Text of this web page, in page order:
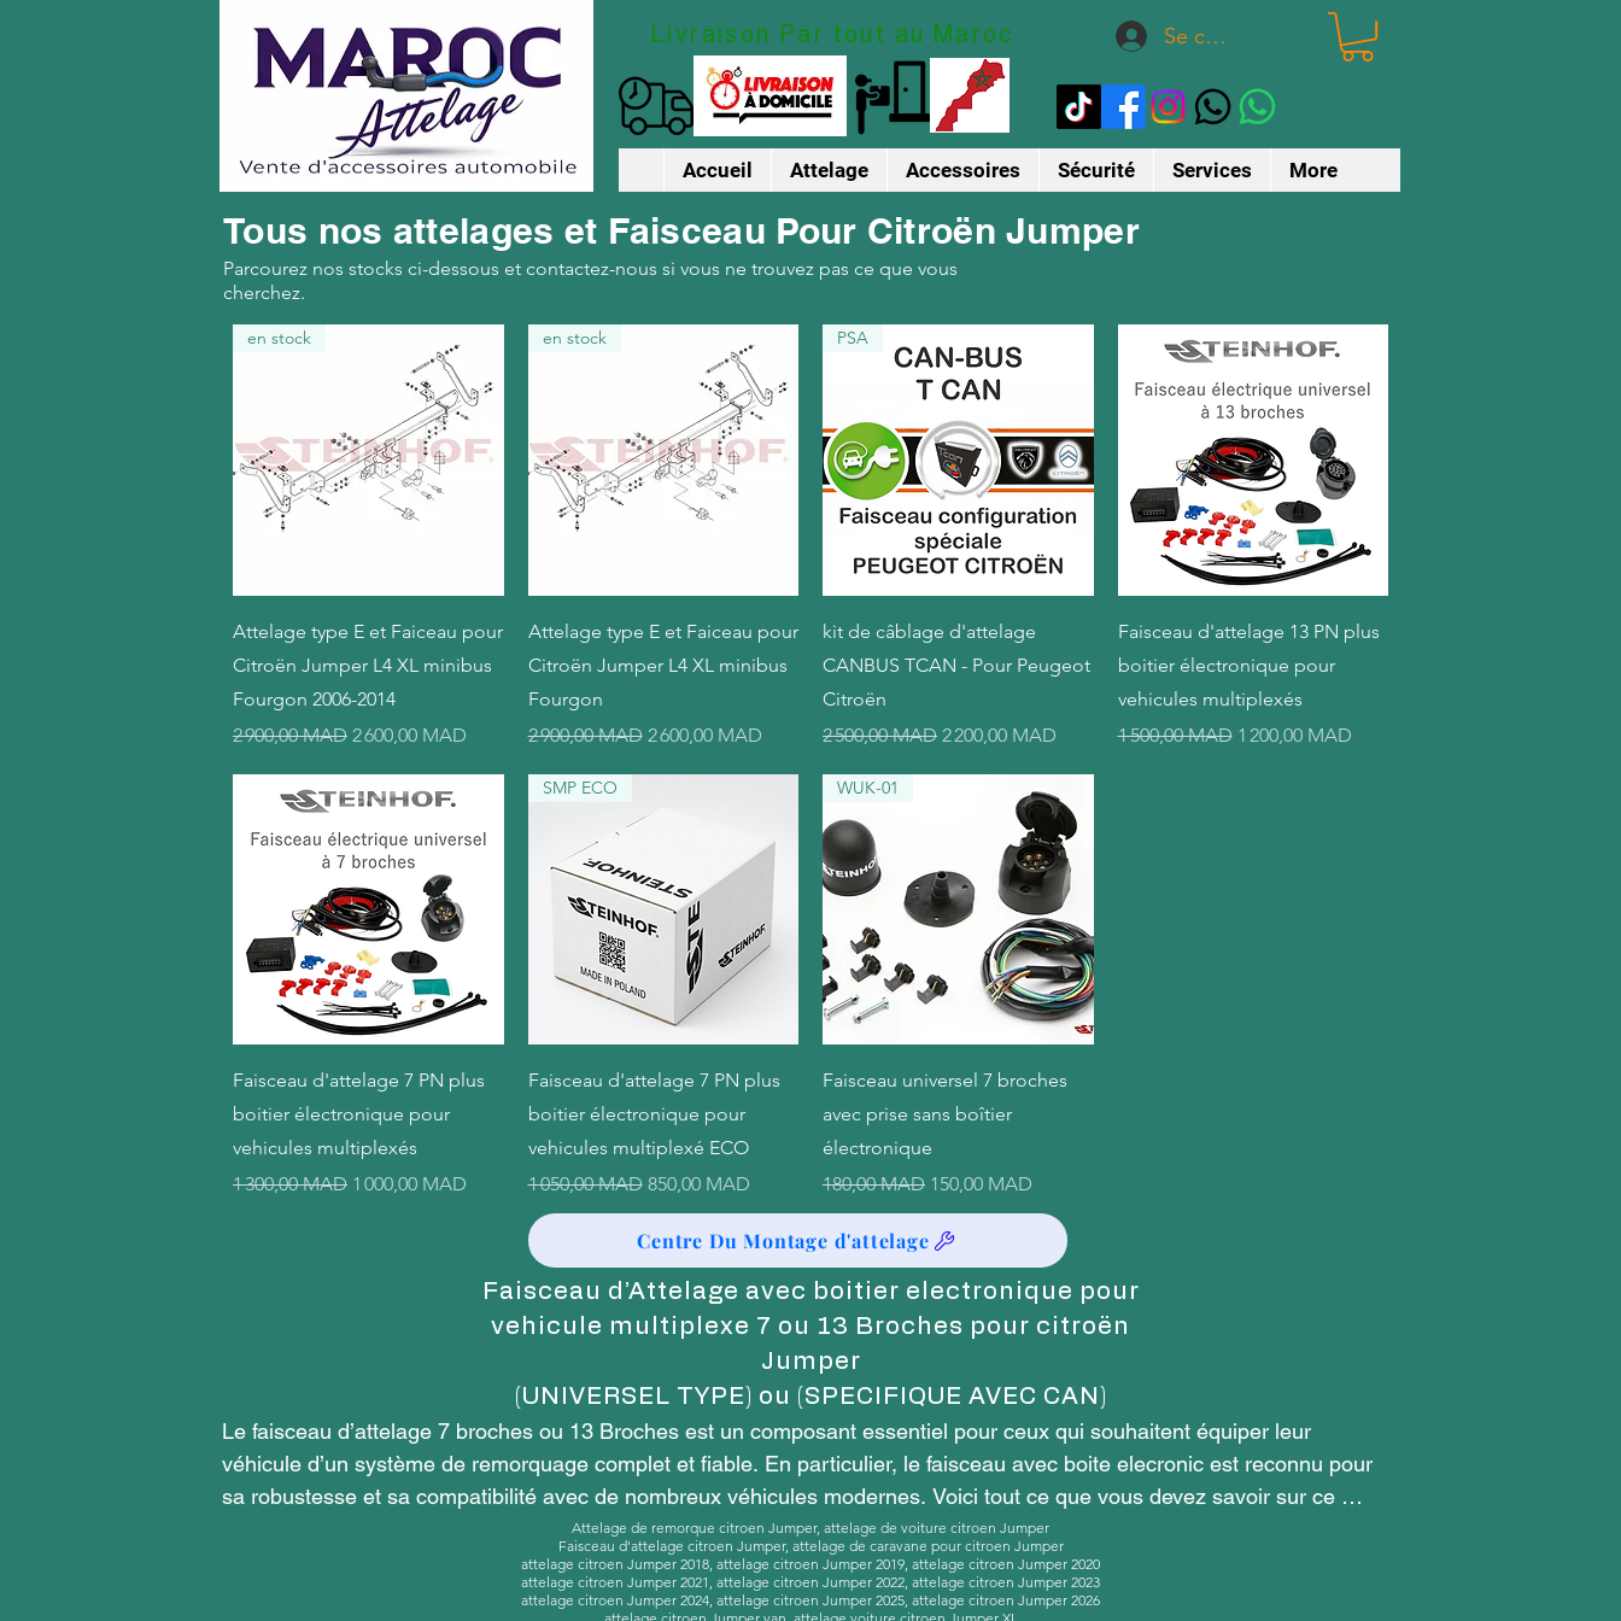
Livraison Par tout au Maroc Se connecter
Accueil Attelage Accessoires Sécurité Services More
Tous nos attelages et Faisceau Pour Citroën Jumper
Parcourez nos stocks ci-dessous et contactez-nous si vous ne trouvez pas ce que vous
cherchez.
Aperçu rapide
en stock
Attelage type E et Faiceau pour
Citroën Jumper L4 XL minibus
Fourgon 2006-2014
Prix original
2 900,00 MAD Prix promotionnel
2 600,00 MAD
Aperçu rapide
en stock
Attelage type E et Faiceau pour
Citroën Jumper L4 XL minibus
Fourgon
Prix original
2 900,00 MAD Prix promotionnel
2 600,00 MAD
Aperçu rapide
PSA
kit de câblage d'attelage
CANBUS TCAN - Pour Peugeot
Citroën
Prix original
2 500,00 MAD Prix promotionnel
2 200,00 MAD
Aperçu rapide
Faisceau d'attelage 13 PN plus
boitier électronique pour
vehicules multiplexés
Prix original
1 500,00 MAD Prix promotionnel
1 200,00 MAD
Aperçu rapide
Faisceau d'attelage 7 PN plus
boitier électronique pour
vehicules multiplexés
Prix original
1 300,00 MAD Prix promotionnel
1 000,00 MAD
Aperçu rapide
SMP ECO
Faisceau d'attelage 7 PN plus
boitier électronique pour
vehicules multiplexé ECO
Prix original
1 050,00 MAD Prix promotionnel
850,00 MAD
Aperçu rapide
WUK-01
Faisceau universel 7 broches
avec prise sans boîtier
électronique
Prix original
180,00 MAD Prix promotionnel
150,00 MAD
Centre Du Montage d'attelage
Faisceau d’Attelage avec boitier electronique pour
vehicule multiplexe 7 ou 13 Broches pour citroën
Jumper
(UNIVERSEL TYPE) ou (SPECIFIQUE AVEC CAN)
Le faisceau d’attelage 7 broches ou 13 Broches est un composant essentiel pour ceux qui souhaitent équiper leur
véhicule d’un système de remorquage complet et fiable. En particulier, le faisceau avec boite elecronic est reconnu pour
sa robustesse et sa compatibilité avec de nombreux véhicules modernes. Voici tout ce que vous devez savoir sur ce
Qu’est-ce qu’un faisceau d’attelage 7 broches ?
Attelage de remorque citroen Jumper, attelage de voiture citroen Jumper
Faisceau d'attelage citroen Jumper, attelage de caravane pour citroen Jumper
attelage citroen Jumper 2018, attelage citroen Jumper 2019, attelage citroen Jumper 2020
attelage citroen Jumper 2021, attelage citroen Jumper 2022, attelage citroen Jumper 2023
attelage citroen Jumper 2024, attelage citroen Jumper 2025, attelage citroen Jumper 2026